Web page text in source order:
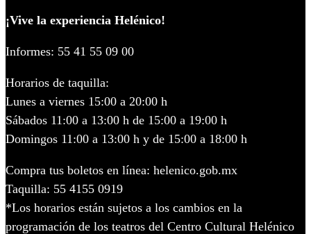
¡Vive la experiencia Helénico!
Informes: 55 41 55 09 00
Horarios de taquilla:
Lunes a viernes 15:00 a 20:00 h
Sábados 11:00 a 13:00 h de 15:00 a 19:00 h
Domingos 11:00 a 13:00 h y de 15:00 a 18:00 h
Compra tus boletos en línea: helenico.gob.mx
Taquilla: 55 4155 0919
*Los horarios están sujetos a los cambios en la
programación de los teatros del Centro Cultural Helénico